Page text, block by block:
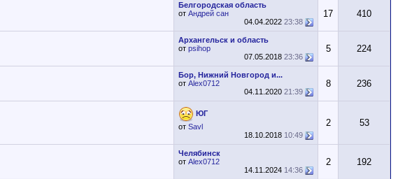
Белгородская область
от Андрей сан
04.04.2022 23:38
17 410
Архангельск и область
от psihop
07.05.2018 23:36
5 224
Бор, Нижний Новгород и...
от Alex0712
04.11.2020 21:39
8 236
ЮГ
от Savl
18.10.2018 10:49
2 53
Челябинск
от Alex0712
14.11.2024 14:36
2 192